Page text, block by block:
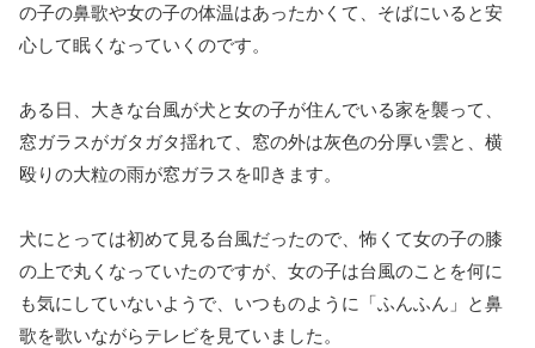
の子の鼻歌や女の子の体温はあったかくて、そばにいると安
心して眠くなっていくのです。
ある日、大きな台風が犬と女の子が住んでいる家を襲って、
窓ガラスがガタガタ揺れて、窓の外は灰色の分厚い雲と、横
殴りの大粒の雨が窓ガラスを叩きます。
犬にとっては初めて見る台風だったので、怖くて女の子の膝
の上で丸くなっていたのですが、女の子は台風のことを何に
も気にしていないようで、いつものように「ふんふん」と鼻
歌を歌いながらテレビを見ていました。